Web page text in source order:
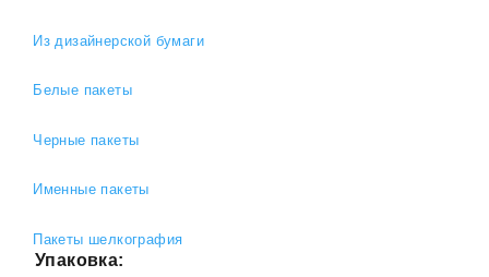
Из дизайнерской бумаги
Белые пакеты
Черные пакеты
Именные пакеты
Пакеты шелкография
Упаковка: